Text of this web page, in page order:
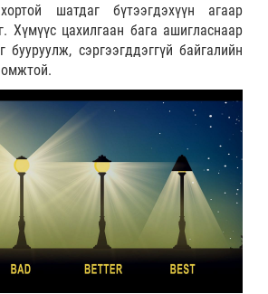
шатдаг бүтээгдэхүүн агаар
Хүмүүс цахилгаан бага ашигласнаар
сэргээгддэггүй байгалийн